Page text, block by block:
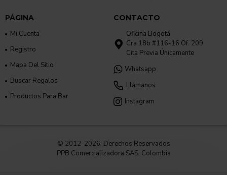
PÁGINA
Mi Cuenta
Registro
Mapa Del Sitio
Buscar Regalos
Productos Para Bar
CONTACTO
Oficina Bogotá
Cra 18b #116-16 Of. 209
Cita Previa Únicamente
Whatsapp
Llámanos
Instagram
© 2012-2026, Derechos Reservados
PPB Comercializadora SAS. Colombia